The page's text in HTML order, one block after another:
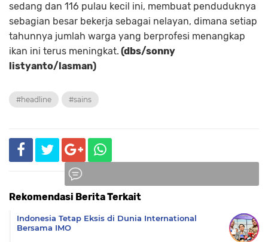
sedang dan 116 pulau kecil ini, membuat penduduknya
sebagian besar bekerja sebagai nelayan, dimana setiap
tahunnya jumlah warga yang berprofesi menangkap
ikan ini terus meningkat. (dbs/sonny
listyanto/lasman)
#headline #sains
Rekomendasi Berita Terkait
Indonesia Tetap Eksis di Dunia International
Bersama IMO